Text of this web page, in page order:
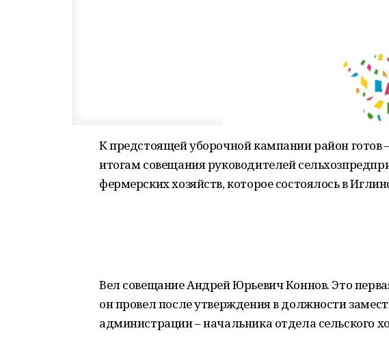
К предстоящей уборочной кампании район готов
итогам совещания руководителей
фермерских хозяйств, которое состоялось в
Вел совещание Андрей Юрьевич Коннов. Это
он провел после утверждения в должности
администрации – начальника отдела сельского